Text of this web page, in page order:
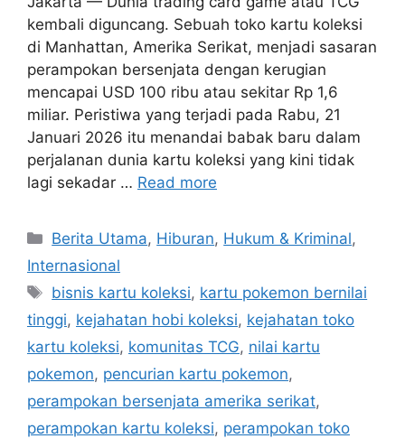
kembali diguncang. Sebuah toko kartu koleksi
di Manhattan, Amerika Serikat, menjadi sasaran
perampokan bersenjata dengan kerugian
mencapai USD 100 ribu atau sekitar Rp 1,6
miliar. Peristiwa yang terjadi pada Rabu, 21
Januari 2026 itu menandai babak baru dalam
perjalanan dunia kartu koleksi yang kini tidak
lagi sekadar … Read more
C
a
e
g
o
r
i
s
Berita Utama, Hiburan, Hukum & Kriminal,
Internasional
T
a
g
s
bisnis kartu koleksi, kartu pokemon bernilai
tinggi, kejahatan hobi koleksi, kejahatan toko
kartu koleksi, komunitas TCG, nilai kartu
pokemon, pencurian kartu pokemon,
perampokan bersenjata amerika serikat,
perampokan kartu koleksi, perampokan toko